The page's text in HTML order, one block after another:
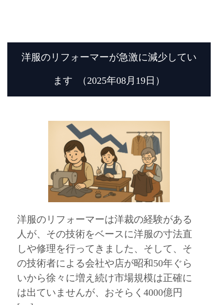
洋服のリフォーマーが急激に減少してい
ます （2025年08月19日）
洋服のリフォーマーは洋裁の経験がある
人が、その技術をベースに洋服の寸法直
しや修理を行ってきました、そして、そ
の技術者による会社や店が昭和50年ぐら
いから徐々に増え続け市場規模は正確に
は出ていませんが、おそらく4000億円